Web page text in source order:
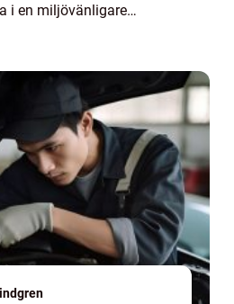
i en miljövänligare